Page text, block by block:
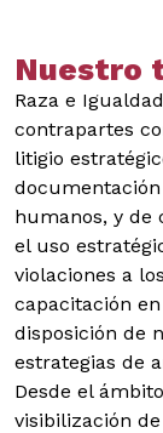
Nuestro
Raza e
contrapartes
litigio
humanos, y de
el uso
violaciones a
capacitación
disposición de
estrategias de
Desde el
visibilización